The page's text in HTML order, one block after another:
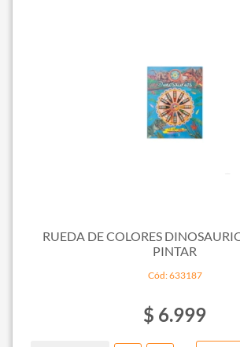
RUEDA DE COLORES
PINTAR
Cód: 633187
$ 6.999